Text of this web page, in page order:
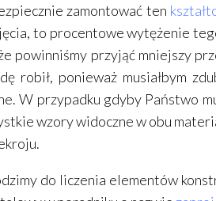
zamontować ten
to procentowe wytężenie
powinniśmy przyjąć mniejszy
robił, ponieważ musiałbym
W przypadku gdyby Państwo
wzory widoczne w obu
do liczenia elementów